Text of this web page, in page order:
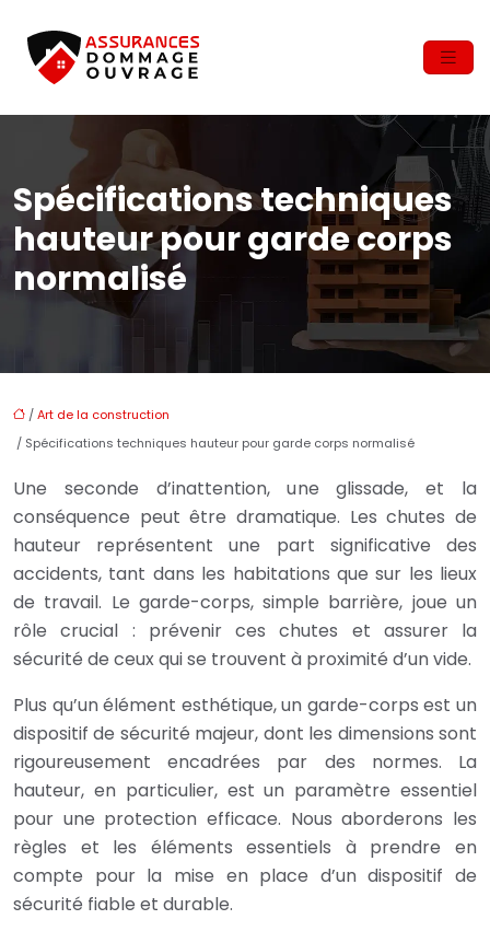
Spécifications techniques
hauteur pour garde corps
normalisé
/Art de la construction
/ Spécifications techniques hauteur pour garde corps normalisé
Une seconde d’inattention, une glissade, et la
conséquence peut être dramatique. Les chutes de
hauteur représentent une part significative des
accidents, tant dans les habitations que sur les lieux
de travail. Le garde-corps, simple barrière, joue un
rôle crucial : prévenir ces chutes et assurer la
sécurité de ceux qui se trouvent à proximité d’un vide.
Plus qu’un élément esthétique, un garde-corps est un
dispositif de sécurité majeur, dont les dimensions sont
rigoureusement encadrées par des normes. La
hauteur, en particulier, est un paramètre essentiel
pour une protection efficace. Nous aborderons les
règles et les éléments essentiels à prendre en
compte pour la mise en place d’un dispositif de
sécurité fiable et durable.